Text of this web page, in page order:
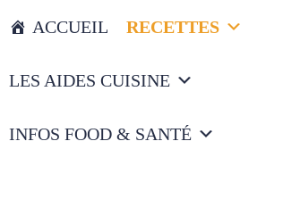
ACCUEIL RECETTES
LES AIDES CUISINE
INFOS FOOD & SANTÉ